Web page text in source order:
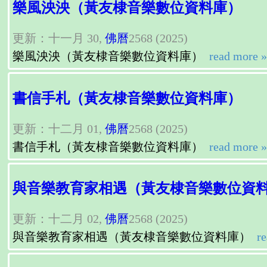
樂風泱泱（黃友棣音樂數位資料庫）
更新：十一月 30, 佛曆2568 (2025)
樂風泱泱（黃友棣音樂數位資料庫）
read more »
書信手札（黃友棣音樂數位資料庫）
更新：十二月 01, 佛曆2568 (2025)
書信手札（黃友棣音樂數位資料庫）
read more »
與音樂教育家相遇（黃友棣音樂數位資料
更新：十二月 02, 佛曆2568 (2025)
與音樂教育家相遇（黃友棣音樂數位資料庫）